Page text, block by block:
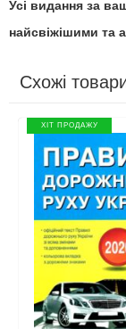
Усі видання за
найсвіжішими та
Схожі
ХІТ ПРОДАЖУ